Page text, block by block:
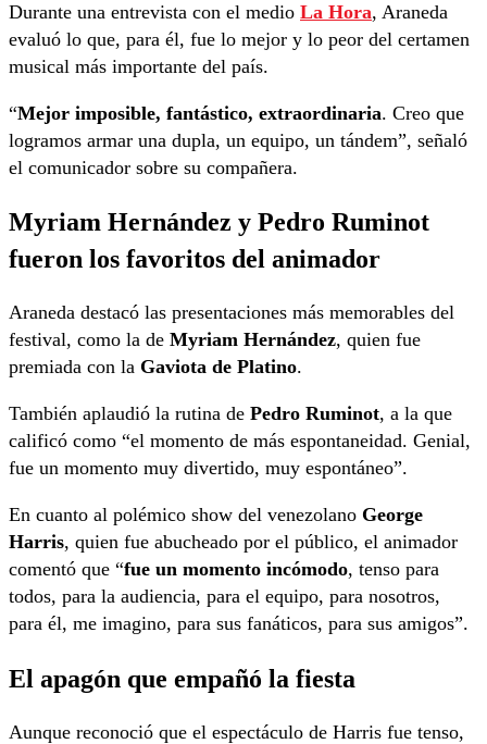
Durante una entrevista con el medio La Hora, Araneda
evaluó lo que, para él, fue lo mejor y lo peor del certamen
musical más importante del país.
“Mejor imposible, fantástico, extraordinaria. Creo que
logramos armar una dupla, un equipo, un tándem”, señaló
el comunicador sobre su compañera.
Myriam Hernández y Pedro Ruminot
fueron los favoritos del animador
Araneda destacó las presentaciones más memorables del
festival, como la de Myriam Hernández, quien fue
premiada con la Gaviota de Platino.
También aplaudió la rutina de Pedro Ruminot, a la que
calificó como “el momento de más espontaneidad. Genial,
fue un momento muy divertido, muy espontáneo”.
En cuanto al polémico show del venezolano George
Harris, quien fue abucheado por el público, el animador
comentó que “fue un momento incómodo, tenso para
todos, para la audiencia, para el equipo, para nosotros,
para él, me imagino, para sus fanáticos, para sus amigos”.
El apagón que empañó la fiesta
Aunque reconoció que el espectáculo de Harris fue tenso,